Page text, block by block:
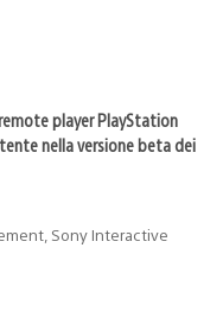
player PlayStation
nella versione beta dei
Sony Interactive